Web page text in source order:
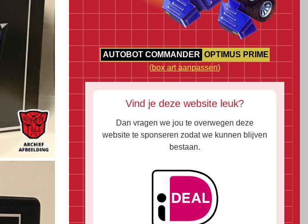
AUTOBOT COMMANDER OPTIMUS PRIME
(box art aanpassen)
Vind je deze website leuk?
Dan vragen we jou te overwegen deze
website te sponseren zodat we kunnen blijven
bestaan.